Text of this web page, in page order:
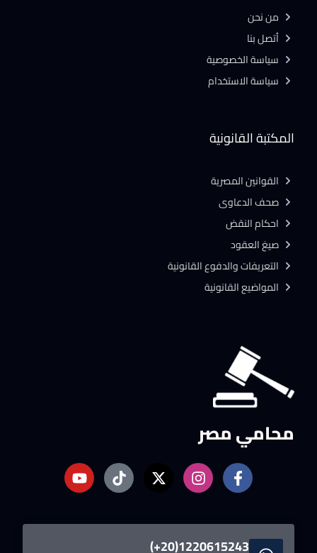
محامي مصر
1220615243(20+)
المكتبة القانونية
القوانين المصرية
صحف الدعاوى
احكام النقض
صيغ العقود
التعريفات والدفوع القانونية
المواضيع القانونية
من نحن
أتصل بنا
سياسة الخصوصية
سياسة الاستخدام